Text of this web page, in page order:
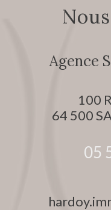
Agence
100
64 500
05